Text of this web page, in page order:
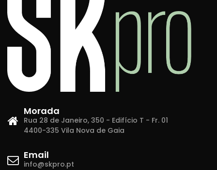
Morada
Rua 28 de Janeiro, 350 - Edifício T - Fr. 01
4400-335 Vila Nova de Gaia
Email
info@skpro.pt